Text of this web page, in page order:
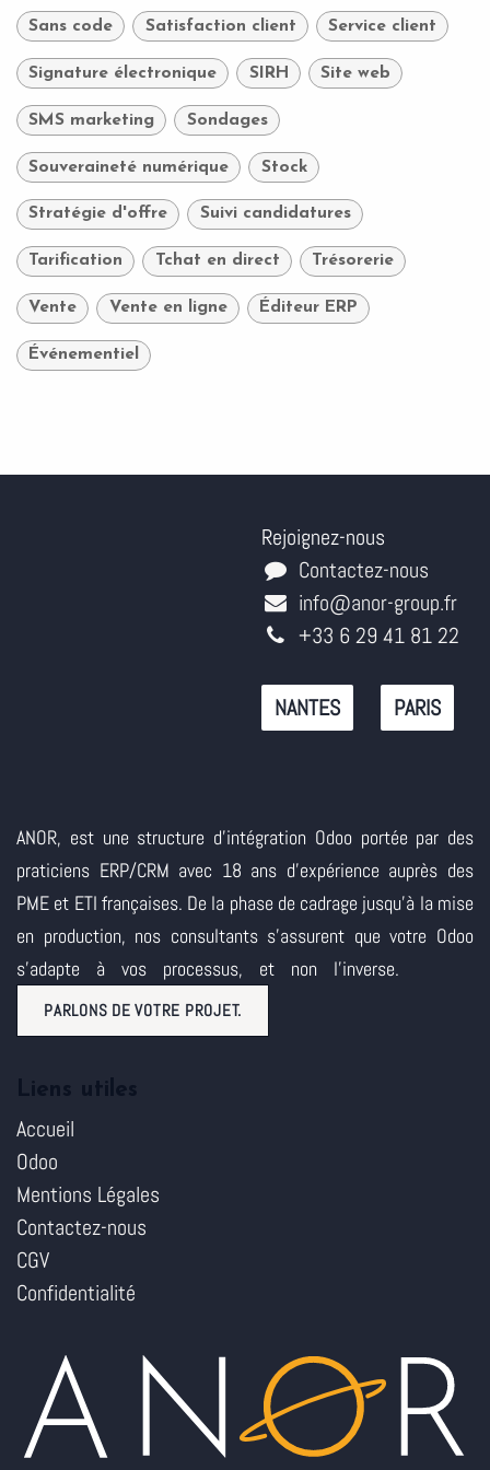
Sans code Satisfaction client Service client
Signature électronique SIRH Site web
SMS marketing Sondages
Souveraineté numérique Stock
Stratégie d'offre Suivi candidatures
Tarification Tchat en direct Trésorerie
Vente Vente en ligne Éditeur ERP
Événementiel
Rejoignez-nous
Contactez-nous
info@anor-group.fr
+33 6 29 41 81 22
NANTES PARIS
ANOR, est une structure d'intégration Odoo portée par des
praticiens ERP/CRM avec 18 ans d'expérience auprès des
PME et ETI françaises. De la phase de cadrage jusqu'à la mise
en production, nos consultants s'assurent que votre Odoo
s'adapte à vos processus, et non l'inverse.
PARLONS DE VOTRE PROJET.
Accueil
Odoo
Mentions Légales
Contactez-nous
CGV
Confidentialité